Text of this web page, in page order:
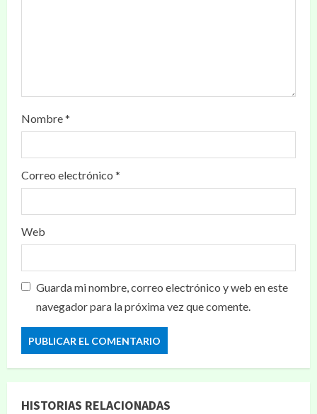
Nombre*
Correo electrónico *
Web
Guarda mi nombre, correo electrónico y web en este
navegador para la próxima vez que comente.
HISTORIAS RELACIONADAS